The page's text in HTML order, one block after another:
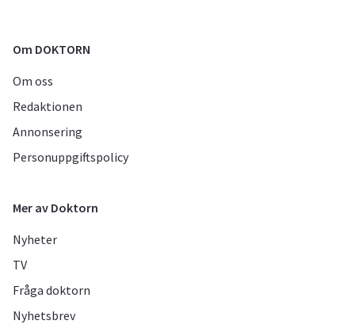
Om DOKTORN
Om oss
Redaktionen
Annonsering
Personuppgiftspolicy
Mer av Doktorn
Nyheter
TV
Fråga doktorn
Nyhetsbrev